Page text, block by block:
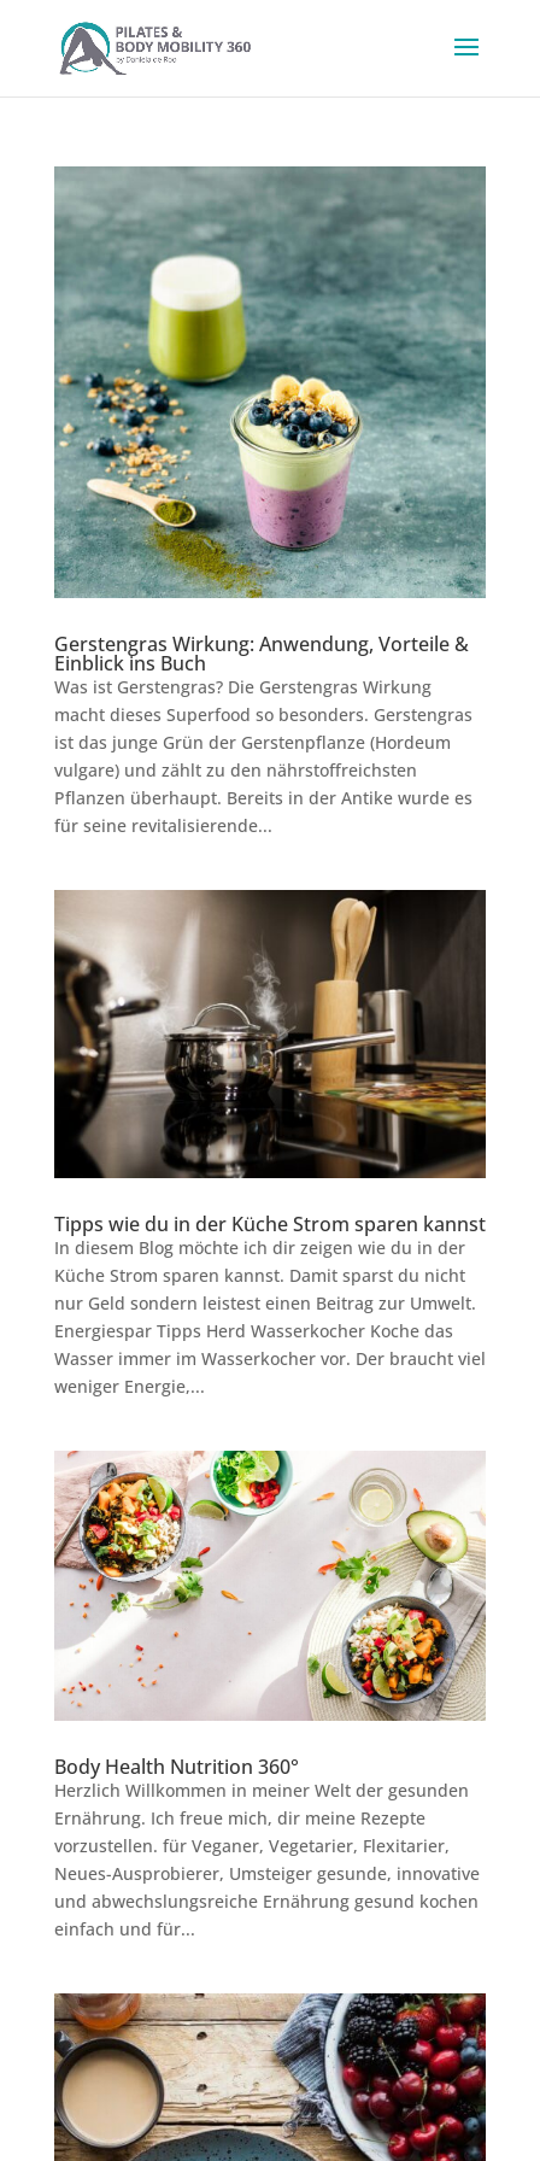
Gerstengras Wirkung: Anwendung, Vorteile &
Einblick ins Buch
Was ist Gerstengras? Die Gerstengras Wirkung
macht dieses Superfood so besonders. Gerstengras
ist das junge Grün der Gerstenpflanze (Hordeum
vulgare) und zählt zu den nährstoffreichsten
Pflanzen überhaupt. Bereits in der Antike wurde es
für seine revitalisierende...
Tipps wie du in der Küche Strom sparen kannst
In diesem Blog möchte ich dir zeigen wie du in der
Küche Strom sparen kannst. Damit sparst du nicht
nur Geld sondern leistest einen Beitrag zur Umwelt.
Energiespar Tipps Herd Wasserkocher Koche das
Wasser immer im Wasserkocher vor. Der braucht viel
weniger Energie,...
Body Health Nutrition 360°
Herzlich Willkommen in meiner Welt der gesunden
Ernährung. Ich freue mich, dir meine Rezepte
vorzustellen. für Veganer, Vegetarier, Flexitarier,
Neues-Ausprobierer, Umsteiger gesunde, innovative
und abwechslungsreiche Ernährung gesund kochen
einfach und für...